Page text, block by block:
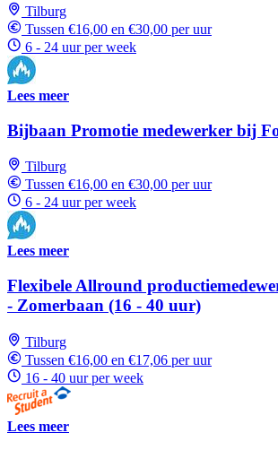
Tilburg
Tussen €16,00 en €30,00 per uur
6 - 24 uur per week
Lees meer
Bijbaan Promotie medewerker bij
Tilburg
Tussen €16,00 en €30,00 per uur
6 - 24 uur per week
Lees meer
Flexibele Allround
- Zomerbaan (16 - 40 uur)
Tilburg
Tussen €16,00 en €17,06 per uur
16 - 40 uur per week
Lees meer